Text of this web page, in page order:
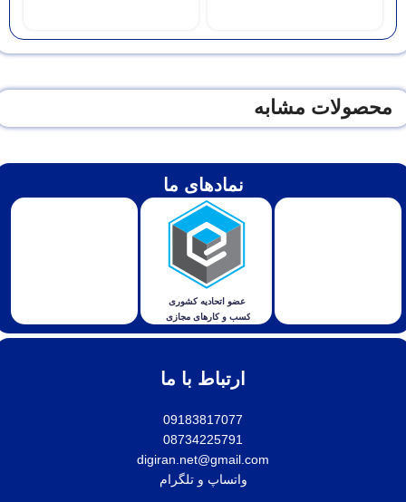
محصولات مشابه
ارتباط با ما
09183817077
08734225791
digiran.net@gmail.com
واتساپ وتلگرام
نمادهای ما